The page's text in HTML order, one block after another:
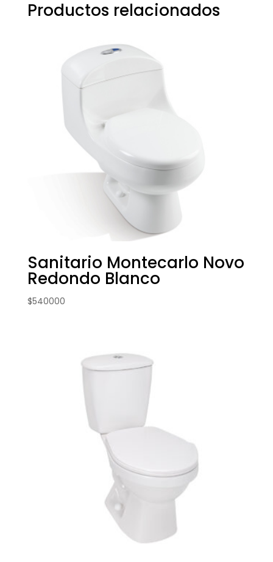
Productos relacionados
Sanitario Montecarlo Novo
Redondo Blanco
$540000